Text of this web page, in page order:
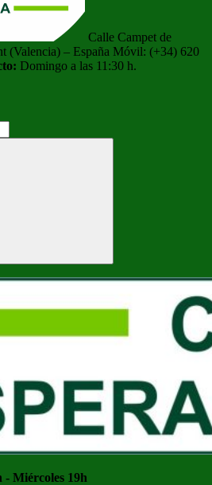
Calle Campet de
(Valencia) – España Móvil: (+34) 620
Domingo a las 11:30 h.
- Miércoles 19h